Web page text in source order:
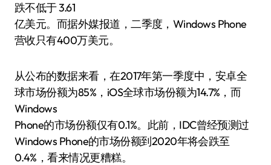
跌不低于 3.61
亿美元。而据外媒报道，二季度，Windows Phone
营收只有400万美元。
从公布的数据来看，在2017年第一季度中，安卓全
球市场份额为85%，iOS全球市场份额为14.7%，而
Windows
Phone的市场份额仅有0.1%。此前，IDC曾经预测过
Windows Phone的市场份额到2020年将会跌至
0.4%，看来情况更糟糕。